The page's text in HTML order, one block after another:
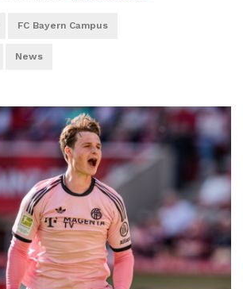
FC Bayern Campus
News